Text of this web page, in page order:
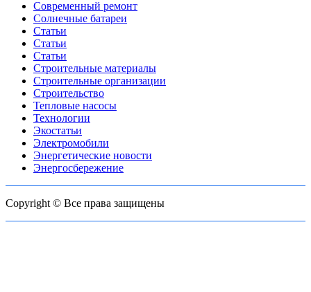
Современный ремонт
Солнечные батареи
Статьи
Статьи
Статьи
Строительные материалы
Строительные организации
Строительство
Тепловые насосы
Технологии
Экостатьи
Электромобили
Энергетические новости
Энергосбережение
Copyright © Все права защищены